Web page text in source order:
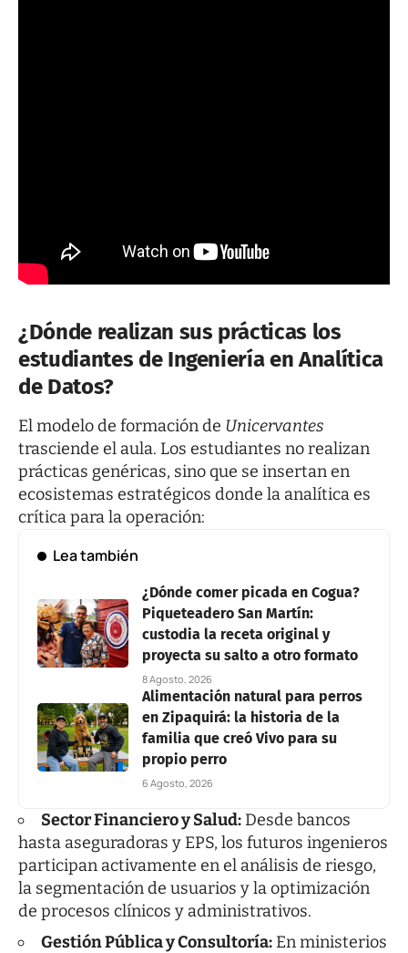
¿Dónde realizan sus prácticas los
estudiantes de Ingeniería en Analítica
de Datos?
El modelo de formación de Unicervantes
trasciende el aula. Los estudiantes no realizan
prácticas genéricas, sino que se insertan en
ecosistemas estratégicos donde la analítica es
crítica para la operación:
Lea también
¿Dónde comer picada en Cogua?
Piqueteadero San Martín:
custodia la receta original y
proyecta su salto a otro formato
8 Agosto, 2026
Alimentación natural para perros
en Zipaquirá: la historia de la
familia que creó Vivo para su
propio perro
6 Agosto, 2026
Sector Financiero y Salud: Desde bancos
hasta aseguradoras y EPS, los futuros ingenieros
participan activamente en el análisis de riesgo,
la segmentación de usuarios y la optimización
de procesos clínicos y administrativos.
Gestión Pública y Consultoría: En ministerios